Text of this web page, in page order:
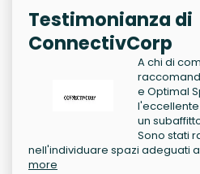
Testimonianza di
ConnectivCorp
A chi di
e Optimal
un
Sono stati
nell'individuare spazi adeguati
more